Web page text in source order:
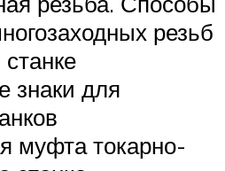
резьб
знаки для
муфта токарно-